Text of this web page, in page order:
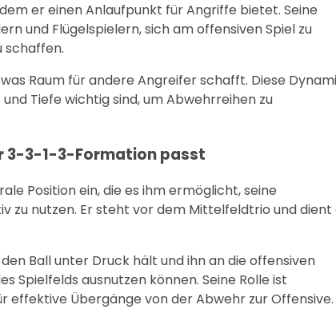
er einen Anlaufpunkt für Angriffe bietet. Seine
und Flügelspielern, sich am offensiven Spiel zu
schaffen.
Raum für andere Angreifer schafft. Diese
und Tiefe wichtig sind, um Abwehrreihen zu
3-3-1-3-Formation passt
Position ein, die es ihm ermöglicht, seine
nutzen. Er steht vor dem Mittelfeldtrio und dient
Ball unter Druck hält und ihn an die offensiven
Spielfelds ausnutzen können. Seine Rolle ist
effektive Übergänge von der Abwehr zur Offensive.